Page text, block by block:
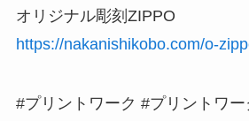
オリジナル彫刻ZIPPO
https://nakanishikobo.com/o-
#プリントワーク #プリントワ